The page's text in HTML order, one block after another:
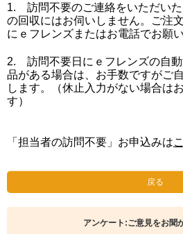
1. 訪問不要のご連絡をいただい
の回収にはお伺いしません。ご注
にｅフレンズまたはお電話でお願い
2. 訪問不要日にｅフレンズの自
品がある場合は、お手数ですがご
します。（休止入力がない場合は
す）
「担当者の訪問不要」お申込みは
戻る
アンケート:ご意見をお聞